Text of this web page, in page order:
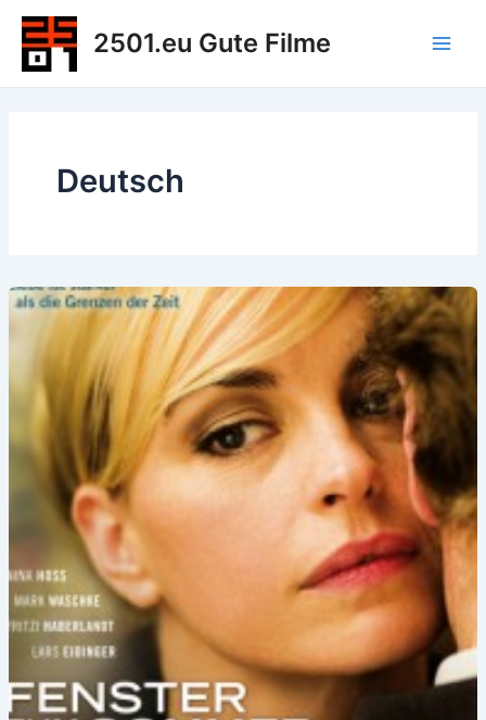
Zum
Inhalt
springen
2501.eu Gute Filme
Deutsch